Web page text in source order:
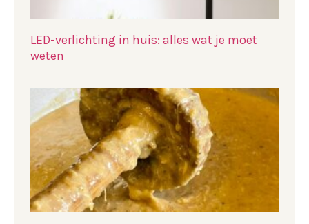
LED-verlichting in huis: alles wat je moet
weten